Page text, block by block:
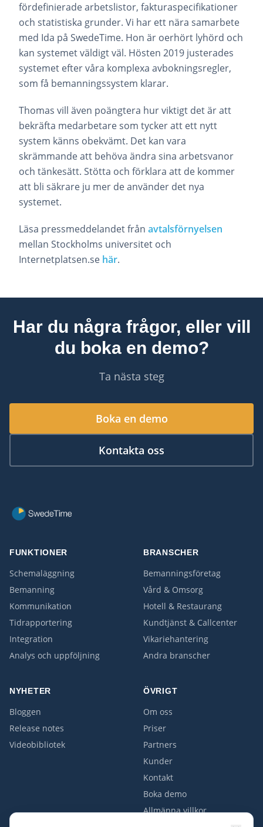
fördefinierade arbetslistor, fakturaspecifikationer
och statistiska grunder. Vi har ett nära samarbete
med Ida på SwedeTime. Hon är oerhört lyhörd och
kan systemet väldigt väl. Hösten 2019 justerades
systemet efter våra komplexa avbokningsregler,
som få bemanningssystem klarar.
Thomas vill även poängtera hur viktigt det är att
bekräfta medarbetare som tycker att ett nytt
system känns obekvämt. Det kan vara
skrämmande att behöva ändra sina arbetsvanor
och tänkesätt. Stötta och förklara att de kommer
att bli säkrare ju mer de använder det nya
systemet.
Läsa pressmeddelandet från avtalsförnyelsen
mellan Stockholms universitet och
Internetplatsen.se här.
Har du några frågor, eller vill
du boka en demo?
Ta nästa steg
Boka en demo
Kontakta oss
FUNKTIONER
Schemaläggning
Bemanning
Kommunikation
Tidrapportering
Integration
Analys och uppföljning
BRANSCHER
Bemanningsföretag
Vård & Omsorg
Hotell & Restaurang
Kundtjänst & Callcenter
Vikariehantering
Andra branscher
NYHETER
Bloggen
Release notes
Videobibliotek
ÖVRIGT
Om oss
Priser
Partners
Kunder
Kontakt
Boka demo
Allmänna villkor